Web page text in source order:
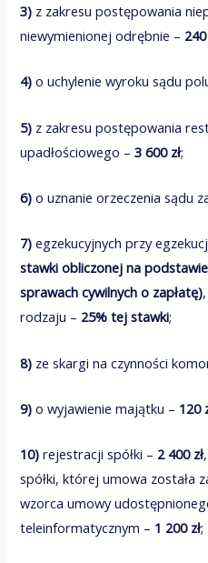
3) z zakresu postępowania
niewymienionej odrębnie – 240
4) o uchylenie wyroku sądu
5) z zakresu postępowania
upadłościowego –3 600 zł;
6) o uznanie orzeczenia sądu
7) egzekucyjnych przy
stawki obliczonej na
sprawach cywilnych o zapłatę)
rodzaju – 25% tej stawki;
8) ze skargi na czynności
9) o wyjawienie majątku – 120
10) rejestracji spółki – 2 400 zł
spółki, której umowa została
wzorca umowy
teleinformatycznym – 1 200 zł;